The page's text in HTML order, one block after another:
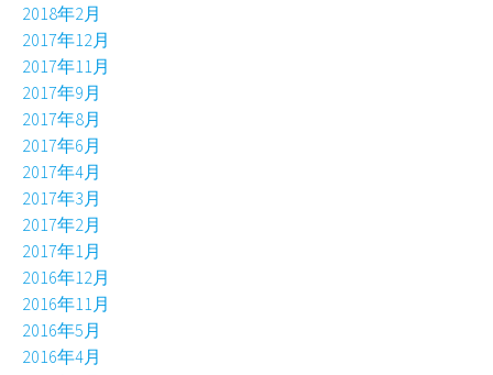
2018年2月
2017年12月
2017年11月
2017年9月
2017年8月
2017年6月
2017年4月
2017年3月
2017年2月
2017年1月
2016年12月
2016年11月
2016年5月
2016年4月